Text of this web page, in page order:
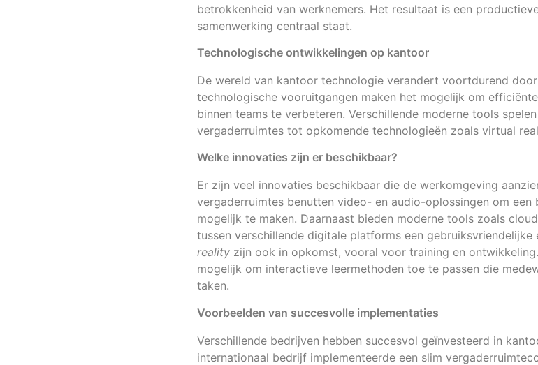
betrokkenheid van werknemers. Het resultaat is een
samenwerking centraal staat.
Technologische ontwikkelingen op kantoor
De wereld van kantoor technologie verandert voortdurend
technologische vooruitgangen maken het mogelijk om
binnen teams te verbeteren. Verschillende moderne tools
vergaderruimtes tot opkomende technologieën zoals virtual
Welke innovaties zijn er beschikbaar?
Er zijn veel innovaties beschikbaar die de werkomgeving
vergaderruimtes benutten video- en audio-oplossingen om een
mogelijk te maken. Daarnaast bieden moderne tools zoals
tussen verschillende digitale platforms een gebruiksvriendelijke
reality zijn ook in opkomst, vooral voor training en
mogelijk om interactieve leermethoden toe te passen die
taken.
Voorbeelden van succesvolle implementaties
Verschillende bedrijven hebben succesvol geïnvesteerd in
internationaal bedrijf implementeerde een slim